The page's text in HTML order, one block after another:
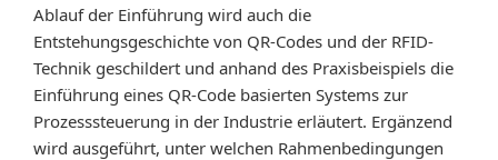
Ablauf der Einführung wird auch die
Entstehungsgeschichte von QR-Codes und der RFID-
Technik geschildert und anhand des Praxisbeispiels die
Einführung eines QR-Code basierten Systems zur
Prozesssteuerung in der Industrie erläutert. Ergänzend
wird ausgeführt, unter welchen Rahmenbedingungen